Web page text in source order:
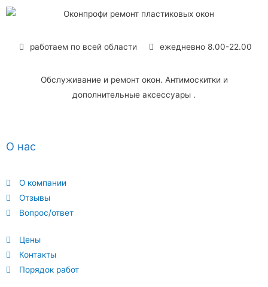
О нас
О компании
Отзывы
Вопрос/ответ
Цены
Контакты
Порядок работ
работаем по всей области ежедневно 8.00-22.00
Обслуживание и ремонт окон. Антимоскитки и
дополнительные аксессуары .